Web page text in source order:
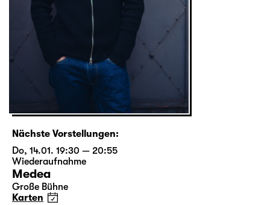
Nächste Vorstellungen:
Do, 14.01. 19:30 — 20:55
Wiederaufnahme
Medea
Große Bühne
Karten